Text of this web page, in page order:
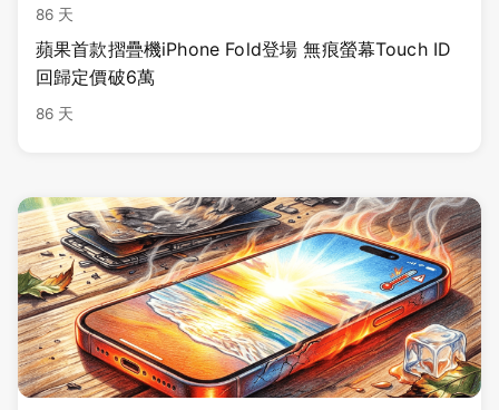
86 天
蘋果首款摺疊機iPhone Fold登場 無痕螢幕Touch ID
回歸定價破6萬
86 天